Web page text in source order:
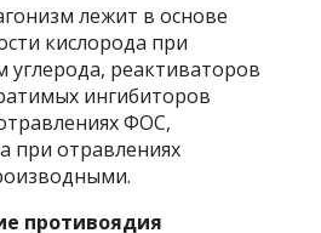
лежит в основе
кислорода при
углерода, реактиваторов
ингибиторов
ФОС,
при отравлениях
противоядия